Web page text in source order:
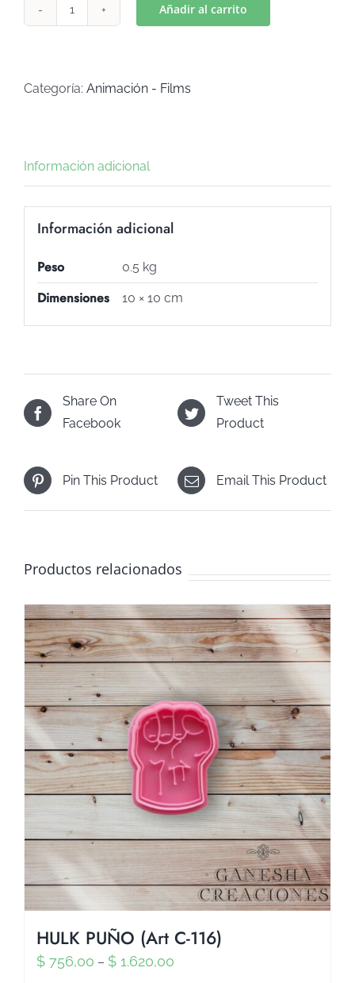
ANGEL
cantidad
Añadir al carrito
Categoría: Animación - Films
Información adicional
Información adicional
Peso 0.5 kg
Dimensiones 10 × 10 cm
Share On
Facebook
Tweet This
Product
Pin This Product Email This Product
Productos relacionados
HULK PUÑO (Art C-116)
$ 756,00 – $ 1.620,00